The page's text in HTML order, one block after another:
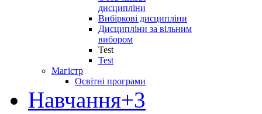
дисципліни
Вибіркові дисципліни
Дисципліни за вільним
вибором
Test
Test
Магістр
Освітні програми
Навчання+3